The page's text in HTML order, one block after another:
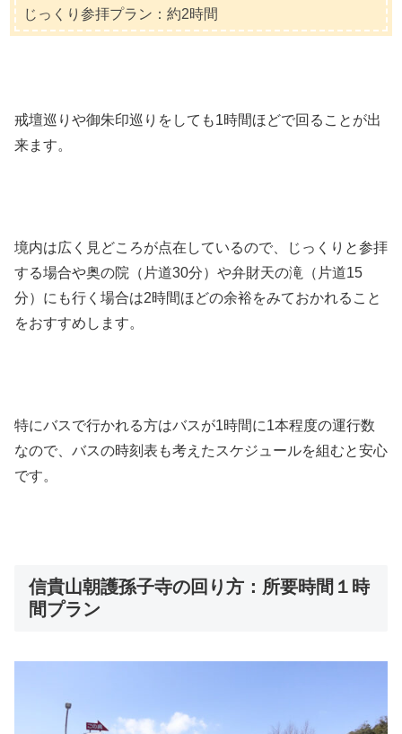
じっくり参拝プラン：約2時間
戒壇巡りや御朱印巡りをしても1時間ほどで回ることが出
来ます。
境内は広く見どころが点在しているので、じっくりと参拝
する場合や奥の院（片道30分）や弁財天の滝（片道15
分）にも行く場合は2時間ほどの余裕をみておかれること
をおすすめします。
特にバスで行かれる方はバスが1時間に1本程度の運行数
なので、バスの時刻表も考えたスケジュールを組むと安心
です。
信貴山朝護孫子寺の回り方：所要時間１時
間プラン